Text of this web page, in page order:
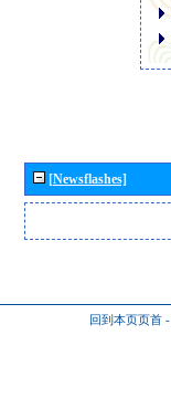
[Newsflashes]
回到本页页首 -